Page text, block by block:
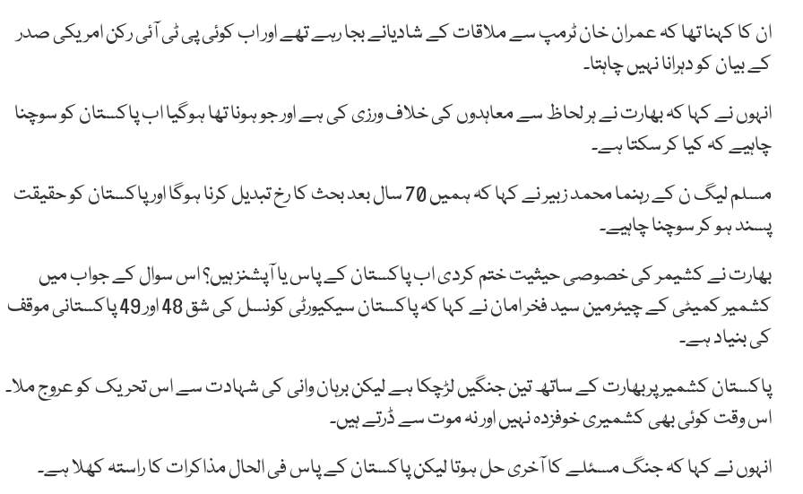
ان کا کہنا تھا کہ عمران خان ٹرمپ سے ملاقات کے شادیانے بجا رہے تھے اور اب کوئی پی ٹی آئی رکن امریکی صدر
کے بیان کو دہرانا نہیں چاہتا۔
انہوں نے کہا کہ بھارت نے ہر لحاظ سے معاہدوں کی خلاف ورزی کی ہے اور جو ہونا تھا ہوگیا اب پاکستان کو سوچنا
چاہیے کہ کیا کر سکتا ہے۔
مسلم لیگ ن کے رہنما محمد زبیر نے کہا کہ ہمیں 70 سال بعد بحث کا رخ تبدیل کرنا ہوگا اور پاکستان کو حقیقت
پسند ہو کر سوچنا چاہیے۔
بھارت نے کشیمر کی خصوصی حیثیت ختم کردی اب پاکستان کے پاس یا آپشنز ہیں؟ اس سوال کے جواب میں
کشمیر کمیٹی کے چیئرمین سید فخر امان نے کہا کہ پاکستان سیکیورٹی کونسل کی شق 48 اور 49 پاکستانی موقف
کی بنیاد ہے۔
پاکستان کشمیر پربھارت کے ساتھ تین جنگیں لڑچکا ہے لیکن برہان وانی کی شہادت سے اس تحریک کو عروج ملا۔
اس وقت کوئی بھی کشمیری خوفزدہ نہیں اور نہ موت سے ڈرتے ہیں۔
انہوں نے کہا کہ جنگ مسئلے کا آخری حل ہوتا لیکن پاکستان کے پاس فی الحال مذاکرات کا راستہ کھلا ہے۔